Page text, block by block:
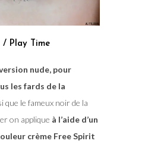
/ Play Time
nude, pour
les fards de la
que le fameux noir de la
on applique à l’aide d’un
crème Free Spirit